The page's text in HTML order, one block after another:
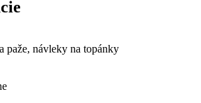
paže, návleky na topánky